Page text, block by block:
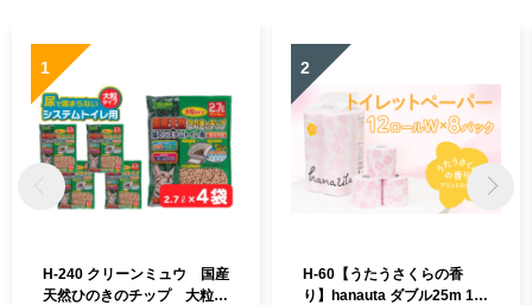
1
H-240 クリーンミュウ 国産
天然ひのきのチップ 大粒2.
2
H-60【うたうさくらの香
り】hanauta ダブル25m 12